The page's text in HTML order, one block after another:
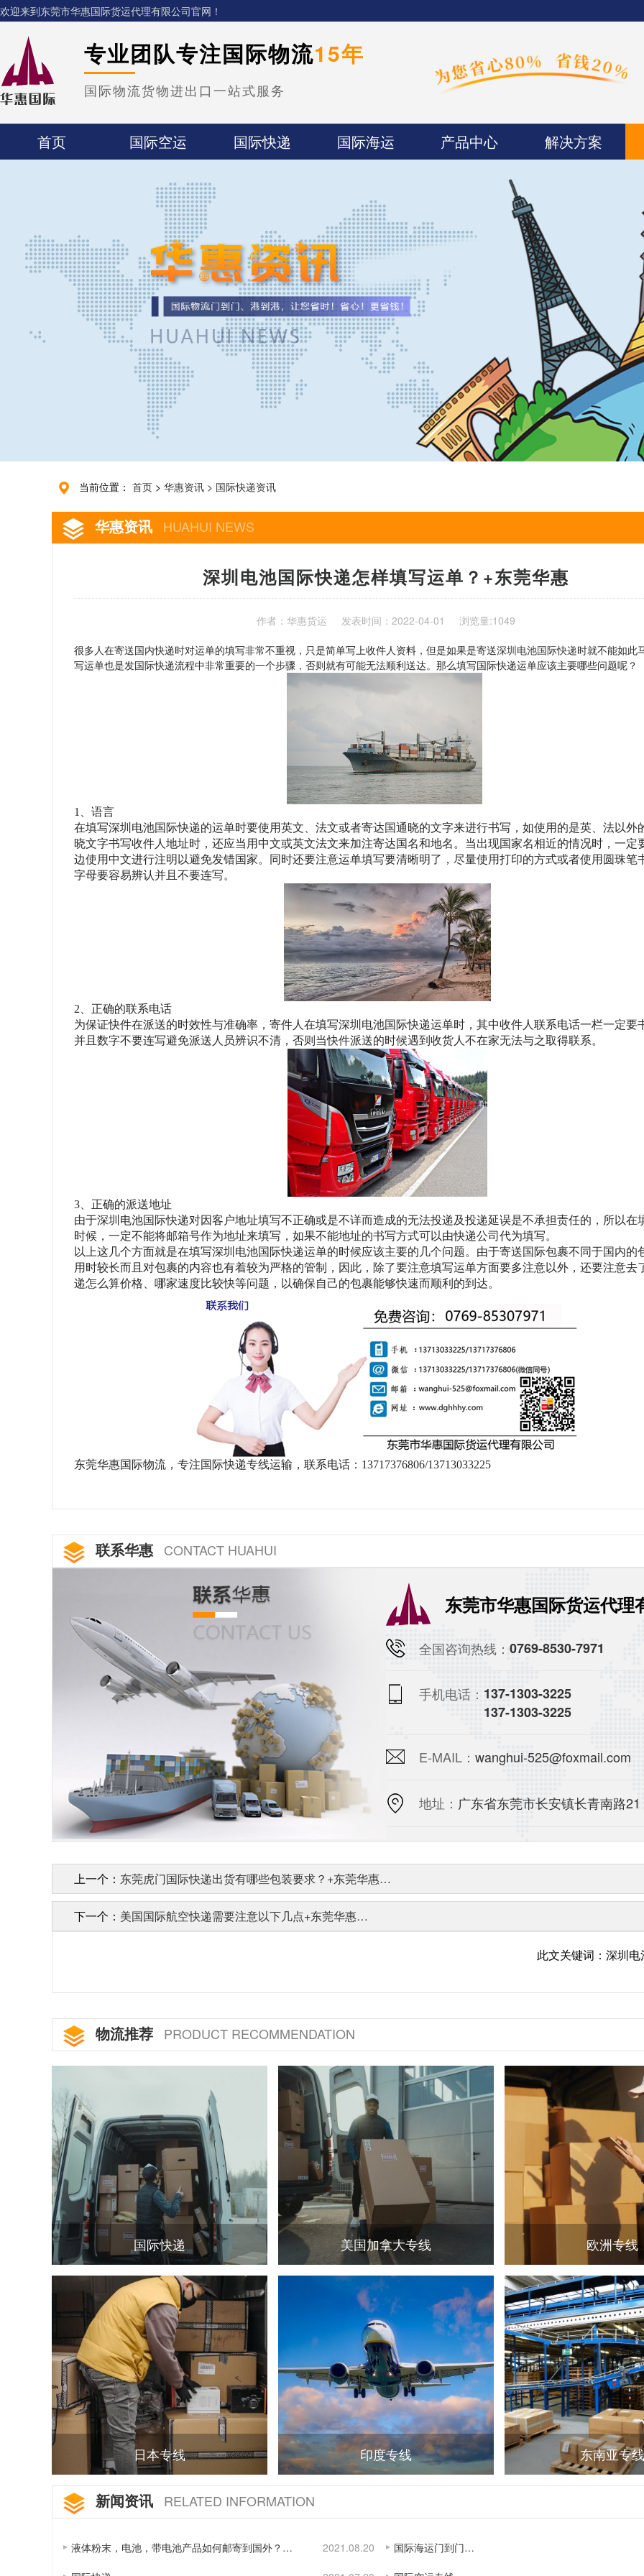
欢迎来到东莞市华惠国际货运代理有限公司官网！
专业团队专注国际物流15年
国际物流货物进出口一站式服务
首页 国际空运 国际快递 国际海运 产品中心 解决方案
当前位置： 首页 > 华惠资讯 > 国际快递资讯
华惠资讯 HUAHUI NEWS
深圳电池国际快递怎样填写运单？+东莞华惠
作者：华惠货运 发表时间：2022-04-01 浏览量:1049
很多人在寄送国内快递时对运单的填写非常不重视，只是简单写上收件人资料，但是如果是寄送深圳电池国际快递时就不能如此
写运单也是发国际快递流程中非常重要的一个步骤，否则就有可能无法顺利送达。那么填写国际快递运单应该主要哪些问题呢？
1、语言
在填写深圳电池国际快递的运单时要使用英文、法文或者寄达国通晓的文字来进行书写，如使用的是英、法以外
晓文字书写收件人地址时，还应当用中文或英文法文来加注寄达国名和地名。当出现国家名相近的情况时，一定
边使用中文进行注明以避免发错国家。同时还要注意运单填写要清晰明了，尽量使用打印的方式或者使用圆珠笔
字母要容易辨认并且不要连写。
2、正确的联系电话
为保证快件在派送的时效性与准确率，寄件人在填写深圳电池国际快递运单时，其中收件人联系电话一栏一定要
并且数字不要连写避免派送人员辨识不清，否则当快件派送的时候遇到收货人不在家无法与之取得联系。
3、正确的派送地址
由于深圳电池国际快递对因客户地址填写不正确或是不详而造成的无法投递及投递延误是不承担责任的，所以在
时候，一定不能将邮箱号作为地址来填写，如果不能地址的书写方式可以由快递公司代为填写。
以上这几个方面就是在填写深圳电池国际快递运单的时候应该主要的几个问题。由于寄送国际包裹不同于国内的
用时较长而且对包裹的内容也有着较为严格的管制，因此，除了要注意填写运单方面要多注意以外，还要注意去
递怎么算价格、哪家速度比较快等问题，以确保自己的包裹能够快速而顺利的到达。
东莞华惠国际物流，专注国际快递专线运输，联系电话： 13717376806/13713033225
联系华惠 CONTACT HUAHUI
东莞市华惠国际货运代理
全国咨询热线： 0769-8530-7971
手机电话： 137-1303-3225
137-1303-3225
E-MAIL： wanghui-525@foxmail.com
地址： 广东省东莞市长安镇长青南路
上一个： 东莞虎门国际快递出货有哪些包装要求？+东莞华惠…
下一个： 美国国际航空快递需要注意以下几点+东莞华惠…
此文关键词：深圳
物流推荐 PRODUCT RECOMMENDATION
国际快递 美国加拿大专线 欧洲专线
日本专线 印度专线 东南亚专线
新闻资讯 RELATED INFORMATION
液体粉末，电池，带电池产品如何邮寄到国外？… 2021.08.20 国际海运门到门…